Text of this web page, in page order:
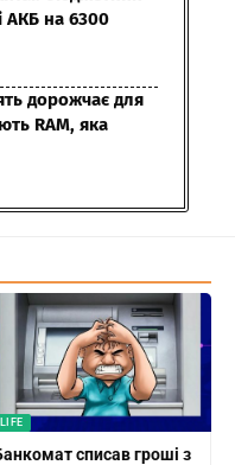
АКБ на 6300
дорожчає для
RAM, яка
LIFE
списав гроші з